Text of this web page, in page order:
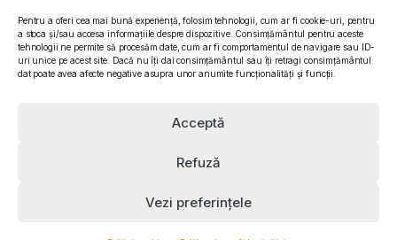
Pentru a oferi cea mai bună experiență, folosim tehnologii, cum ar fi cookie-uri, pentru
a stoca și/sau accesa informațiile despre dispozitive. Consimțământul pentru aceste
tehnologii ne permite să procesăm date, cum ar fi comportamentul de navigare sau ID-
uri unice pe acest site. Dacă nu îți dai consimțământul sau îți retragi consimțământul
dat poate avea afecte negative asupra unor anumite funcționalități și funcții.
Acceptă
Refuză
Vezi preferințele
Contact
0732 610 473